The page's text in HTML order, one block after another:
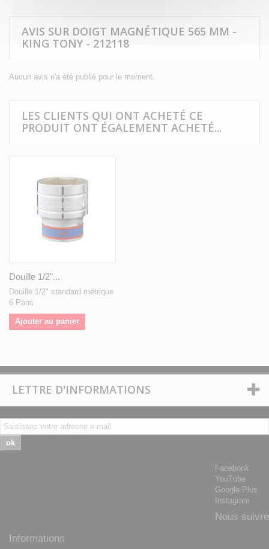
AVIS SUR DOIGT MAGNÉTIQUE 565 MM -
KING TONY - 212118
Aucun avis n'a été publié pour le moment.
LES CLIENTS QUI ONT ACHETÉ CE
PRODUIT ONT ÉGALEMENT ACHETÉ...
Douille 1/2"...
Douille 1/2" standard métrique
6 Pans
Ajouter au panier
LETTRE D'INFORMATIONS
ok
Facebook
YouTube
Google Plus
Instagram
Nous suivre
Informations